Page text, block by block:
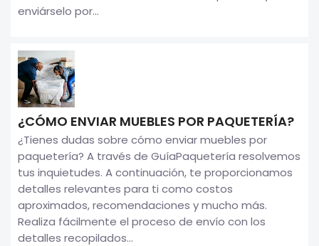
enviárselo por...
¿CÓMO ENVIAR MUEBLES POR PAQUETERÍA?
¿Tienes dudas sobre cómo enviar muebles por
paquetería? A través de GuíaPaquetería resolvemos
tus inquietudes. A continuación, te proporcionamos
detalles relevantes para ti como costos
aproximados, recomendaciones y mucho más.
Realiza fácilmente el proceso de envío con los
detalles recopilados...